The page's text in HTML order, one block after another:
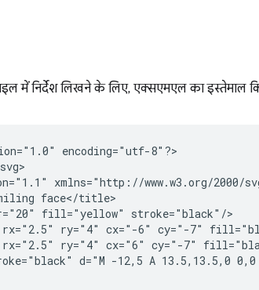
में निर्देश लिखने के लिए, एक्सएमएल का इस्तेमाल
encoding="utf-8"?>
svg>
xmlns="http://www.w3.org/2000/
fill="yellow"
rx="2.5" ry="4" cx="-6" cy="-7"
rx="2.5" ry="4" cx="6" cy="-7"
d="M -12,5 A 13.5,13.5,0 0,0